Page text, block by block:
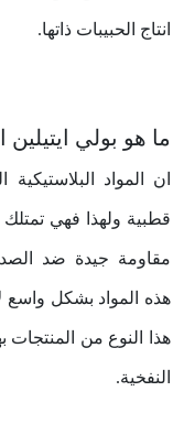
انتاج الحبيبات ذاتها.
ما هو بولي ايتيلين
ان المواد
قطبية ولهذا فهي تمتلك
مقاومة جيدة ضد
هذه المواد بشكل واسع
هذا النوع من المنتجات
النفخية.